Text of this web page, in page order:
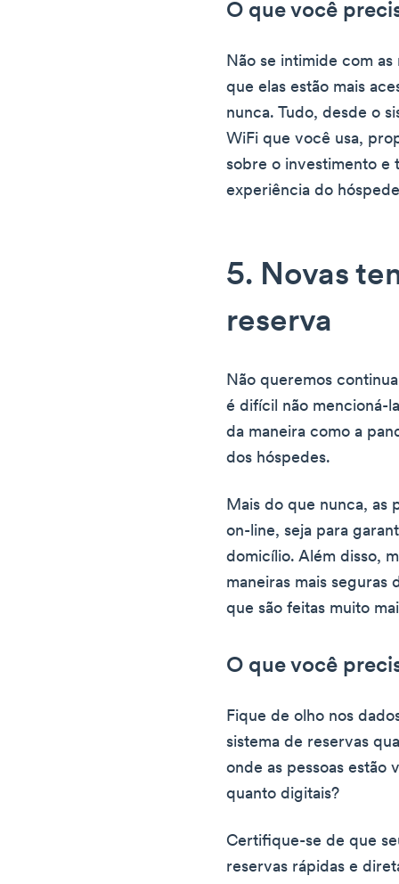
O que você
Não se intimide com
que elas estão mais
nunca. Tudo, desde o
WiFi que você usa,
sobre o investimento e
experiência do
5. Novas
reserva
Não queremos
é difícil não mencioná-
da maneira como a
dos hóspedes.
Mais do que nunca, as
on-line, seja para
domicílio. Além disso,
maneiras mais seguras
que são feitas muito
O que você
Fique de olho nos
sistema de reservas
onde as pessoas estão
quanto digitais?
Certifique-se de que
reservas rápidas e